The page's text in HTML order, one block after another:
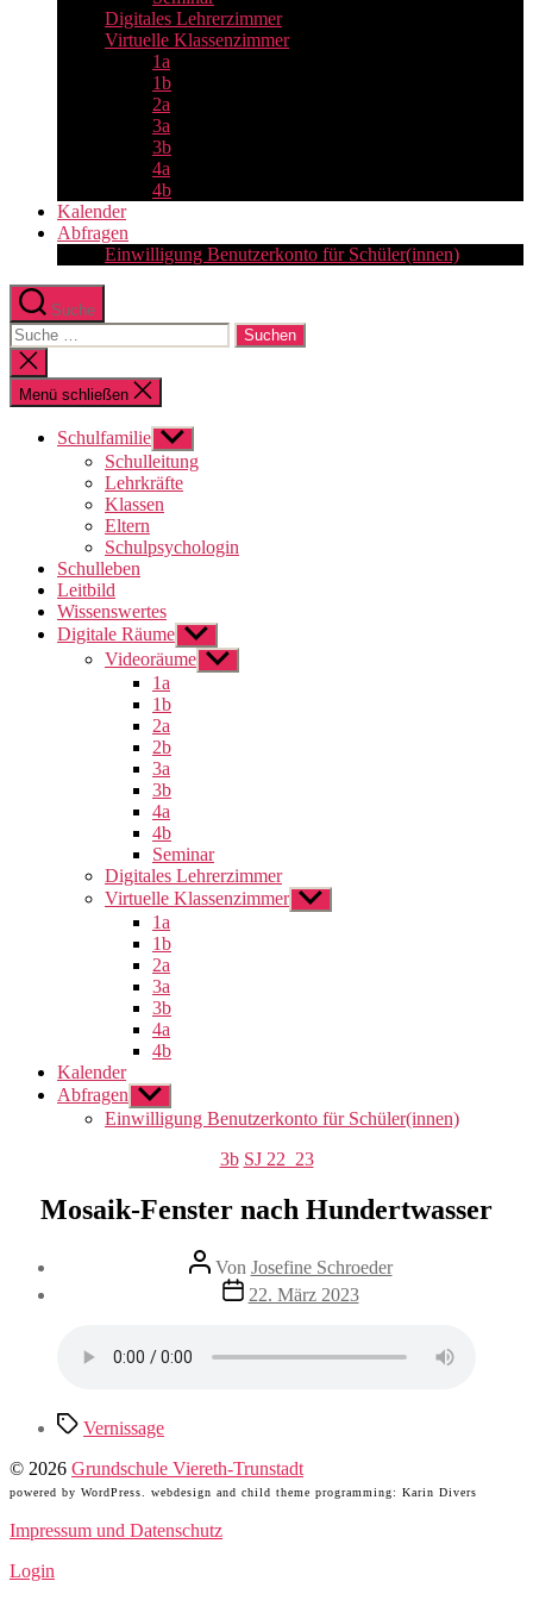
Digitales Lehrerzimmer
Virtuelle Klassenzimmer
1a
1b
2a
3a
3b
4a
4b
Kalender
Abfragen
Einwilligung Benutzerkonto für Schüler(innen)
Suche
Suche
nach:
Suche
schließen
Menü schließen
Schulfamilie Untermenü
anzeigen
Schulleitung
Lehrkräfte
Klassen
Eltern
Schulpsychologin
Schulleben
Leitbild
Wissenswertes
Digitale Räume Untermenü
anzeigen
Videoräume Untermenü
anzeigen
1a
1b
2a
2b
3a
3b
4a
4b
Seminar
Digitales Lehrerzimmer
Virtuelle Klassenzimmer Untermenü
anzeigen
1a
1b
2a
3a
3b
4a
4b
Kalender
Abfragen Untermenü
anzeigen
Einwilligung Benutzerkonto für Schüler(innen)
Inhalt
wechseln
Kategorien
3b SJ 22_23
Mosaik-Fenster nach Hundertwasser
Beitragsautor
Von Josefine Schroeder
Beitragsdatum
22. März 2023
Schlagwörter
Vernissage
© 2026 Grundschule Viereth-Trunstadt
powered by WordPress. webdesign and child theme programming: Karin Divers
Impressum und Datenschutz
Login